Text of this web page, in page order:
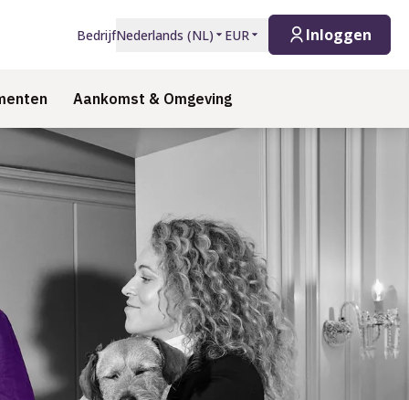
BedrijfNederlands (NL) EUR Inloggen
Aankomst & Omgeving